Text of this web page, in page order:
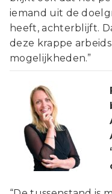
iemand uit de
heeft, achterblijft.
deze krappe
mogelijkheden.”